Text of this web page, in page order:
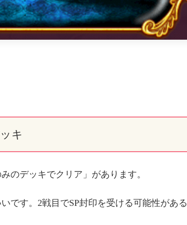
キ
のデッキでクリア」があります。
です。2戦目でSP封印を受ける可能性がある